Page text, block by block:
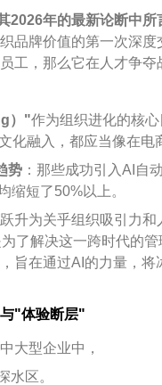
2026年的最新论断中所
品牌价值的第一次深
工，那么它在人才争
）"作为组织进化的核
化融入，都应当像在电
势 ：那些成功引入AI自
缩短了50%以上。
升为关乎组织吸引力和
为了解决这一跨时代的
，旨在通过AI的力量，
"体验断层"
大型企业中，
水区。